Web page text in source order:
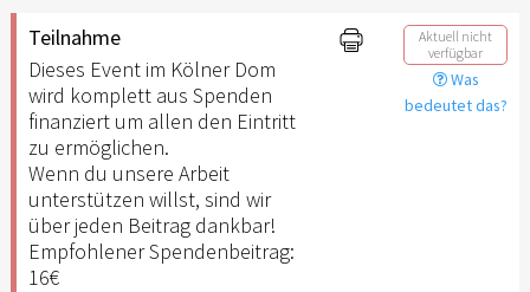
Teilnahme
Dieses Event im Kölner Dom
wird komplett aus Spenden
finanziert um allen den Eintritt
zu ermöglichen.
Wenn du unsere Arbeit
unterstützen willst, sind wir
über jeden Beitrag dankbar!
Empfohlener Spendenbeitrag:
16€
Aktuell nicht
verfügbar
Was
bedeutet das?